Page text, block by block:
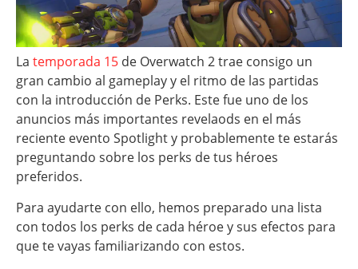
La temporada 15 de Overwatch 2 trae consigo un
gran cambio al gameplay y el ritmo de las partidas
con la introducción de Perks. Este fue uno de los
anuncios más importantes revelaods en el más
reciente evento Spotlight y probablemente te estarás
preguntando sobre los perks de tus héroes
preferidos.
Para ayudarte con ello, hemos preparado una lista
con todos los perks de cada héroe y sus efectos para
que te vayas familiarizando con estos.